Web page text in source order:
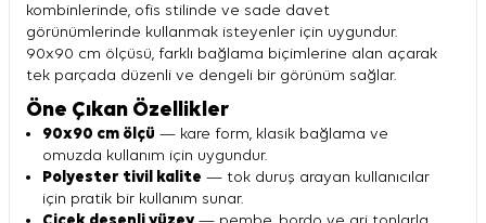
kombinlerinde, ofis stilinde ve sade davet
görünümlerinde kullanmak isteyenler için uygundur.
90x90 cm ölçüsü, farklı bağlama biçimlerine alan açarak
tek parçada düzenli ve dengeli bir görünüm sağlar.
Öne Çıkan Özellikler
90x90 cm ölçü — kare form, klasik bağlama ve
omuzda kullanım için uygundur.
Polyester tivil kalite — tok duruş arayan kullanıcılar
için pratik bir kullanım sunar.